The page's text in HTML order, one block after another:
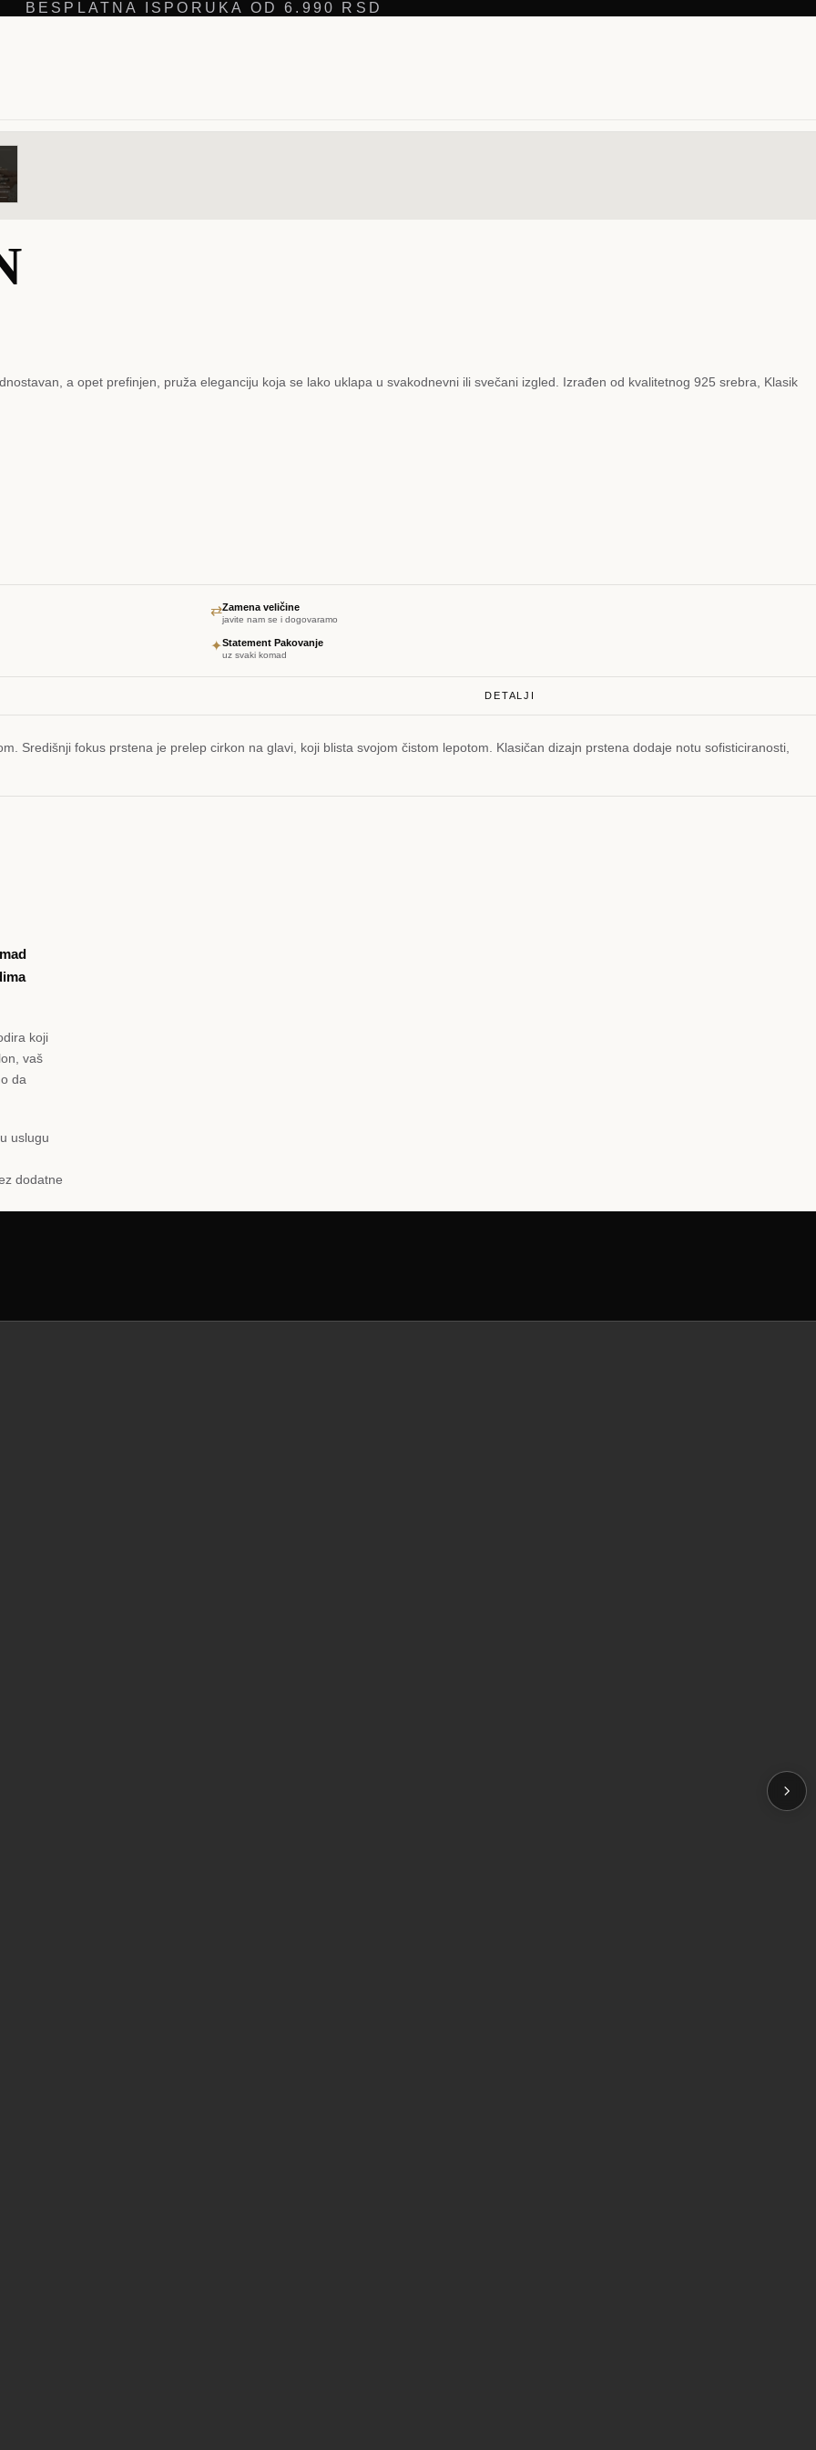
BESPLATNA ISPORUKA OD 6.990 RSD
a opet prefinjen, pruža eleganciju koja se lako uklapa u svakodnevni ili svečani izgled. Izrađen od kvalitetnog 925 srebra, Klasik
⇄Zamena veličine
javite nam se i dogovaramo
✦Statement Pakovanje
uz svaki komad
DETALJI
Središnji fokus prstena je prelep cirkon na glavi, koji blista svojom čistom lepotom. Klasičan dizajn prstena dodaje notu sofisticiranosti,
koji
vaš
da
uslugu
dodatne